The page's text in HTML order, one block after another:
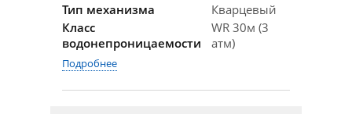
Тип механизма
Кварцевый
Класс
водонепроницаемости
WR 30м (3
атм)
Подробнее